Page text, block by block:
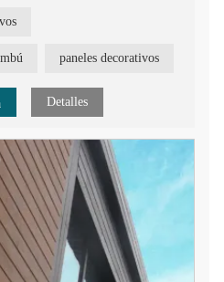
de bambú:
a rayones, producción en
paneles decorativos
Detalles